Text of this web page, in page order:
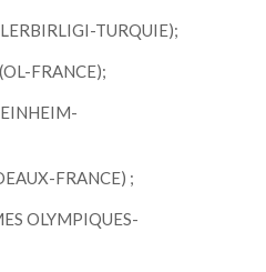
TURQUIE);
FRANCE);
FRANCE) ;
OLYMPIQUES-